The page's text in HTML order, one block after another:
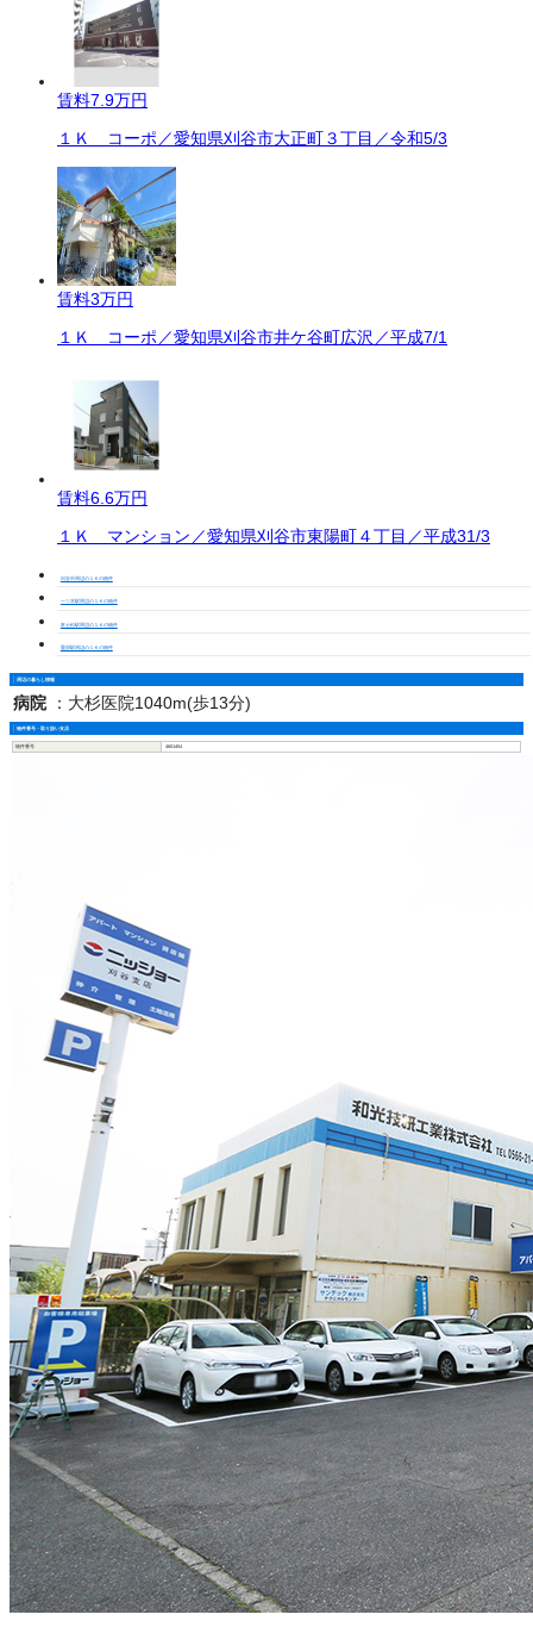
賃料7.9万円
１Ｋ コーポ／愛知県刈谷市大正町３丁目／令和5/3
賃料3万円
１Ｋ コーポ／愛知県刈谷市井ケ谷町広沢／平成7/1
賃料6.6万円
１Ｋ マンション／愛知県刈谷市東陽町４丁目／平成31/3
刈谷市周辺の１Ｋの物件
一ツ木駅周辺の１Ｋの物件
富士松駅周辺の１Ｋの物件
重原駅周辺の１Ｋの物件
周辺の暮らし情報
病院 ： 大杉医院1040m(歩13分)
物件番号・取り扱い支店
物件番号 4601454